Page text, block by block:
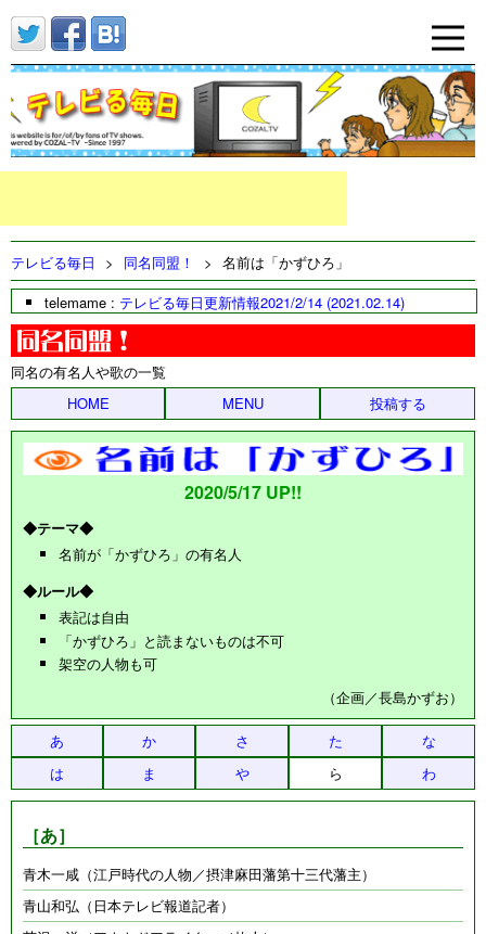
テレビる毎日 > 同名同盟！ > 名前は「かずひろ」
telemame : テレビる毎日更新情報2021/2/14 (2021.02.14)
同名の有名人や歌の一覧
HOME
MENU 投稿する
2020/5/17 UP!!
◆テーマ◆
名前が「かずひろ」の有名人
◆ルール◆
表記は自由
「かずひろ」と読まないものは不可
架空の人物も可
（企画／長島かずお）
あ か さ た
な
は
ま や ら わ
［あ］
青木一咸（江戸時代の人物／摂津麻田藩第十三代藩主）
青山和弘（日本テレビ報道記者）